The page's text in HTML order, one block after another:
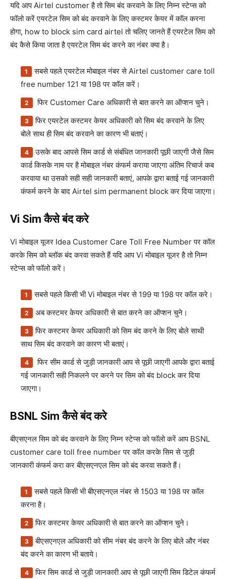
यदि आप Airtel customer है तो सिम बंद करवाने के लिए निम्न स्टेप्स को
फॉलो करें एयरटेल सिम को बंद करवाने के लिए कस्टमर केयर में कॉल करना
होगा, how to block sim card airtel तो चलिए जानते हैं एयरटेल सिम को
बंद कैसे किया जाता है एयरटेल सिम बंद करने का नंबर क्या है।
सबसे पहले एयरटेल मोबाइल नंबर से Airtel customer care toll
free number 121 या 198 पर कॉल करें।
फिर Customer Care अधिकारी से बात करने का ऑप्शन चुने।
फिर एयरटेल कस्टमर केयर अधिकारी को सिम बंद करवाने के लिए
बोले साथ ही सिम बंद करवाने का कारण भी बताएं।
उसके बाद आपसे सिम कार्ड से संबंधित जानकारी पूछी जाएगी जैसे सिम
कार्ड किसके नाम पर है मोबाइल नंबर कंफर्म कराया जाएगा अंतिम रिचार्ज कब
करवाया था उसको सही सही जानकारी बताएं, आपके द्वारा बताई गई जानकारी
कंफर्म करने के बाद Airtel sim permanent block कर दिया जाएगा।
Vi Sim कैसे बंद करे
Vi मोबाइल यूजर Idea Customer Care Toll Free Number पर कॉल
करके सिम को ब्लॉक बंद करवा सकते हैं यदि आप Vi मोबाइल यूजर है तो निम्न
स्टेप्स को फॉलो करें।
सबसे पहले किसी भी Vi मोबाइल नंबर से 199 या 198 पर कॉल करे।
अब कस्टमर केयर अधिकारी से बात करने का ऑप्शन चुने।
फिर कस्टमर केयर अधिकारी को सिम बंद करने के लिए बोले साथी
साथ सिम बंद करवाने का कारण भी बताएं।
फिर सीम कार्ड से जुड़ी जानकारी आप से पूछी जाएगी आपके द्वारा बताई
गई जानकारी सही निकलने पर करने पर सिम को बंद block कर दिया
जाएगा।
BSNL Sim कैसे बंद करे
बीएसएनल सिम को बंद करवाने के लिए निम्न स्टेप्स को फॉलो करें आप BSNL
customer care toll free number पर कॉल करके सिम से जुड़ी
जानकारी कंफर्म करा कर बीएसएनएल सिम को बंद करवा सकते हैं।
सबसे पहले किसी भी बीएसएनएल नंबर से 1503 या 198 पर कॉल
करना है।
फिर कस्टमर केयर अधिकारी से बात करने का ऑप्शन चुने।
बीएसएनएल अधिकारी को सीम नंबर बंद करने के लिए बोले और नंबर
बंद करने का कारण भी बताये।
फिर सिम कार्ड से जुड़ी जानकारी आप से पूछी जाएगी सिम डिटेल कंफर्म